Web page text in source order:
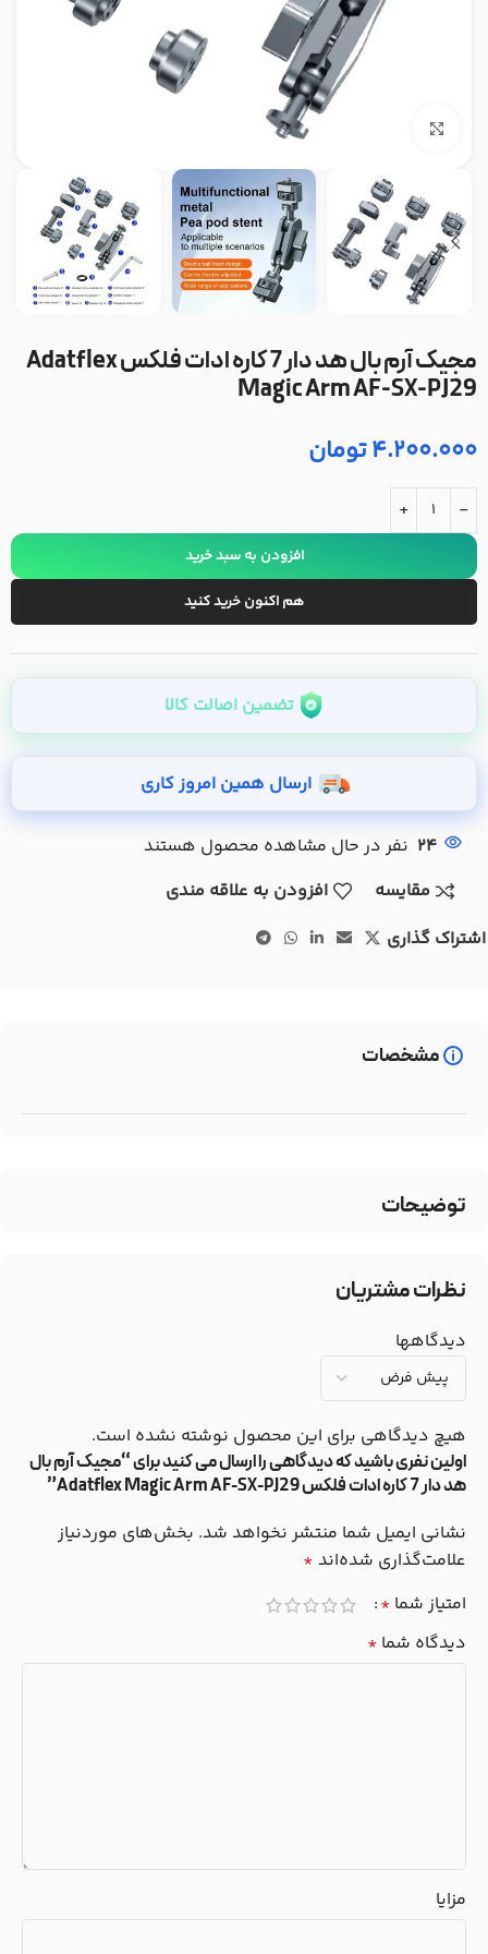
بزرگنمایی تصویر
مجیک آرم بال هد دار 7 کاره ادات فلکس Adatflex
Magic Arm AF-SX-PJ29
4.200.000تومان
-
+
افزودن به سبد خرید
هم اکنون خرید کنید
تضمین اصالت کالا
ارسال همین امروز کاری
24 نفر در حال مشاهده محصول هستند
مقایسه
افزودن به علاقه مندی
اشتراک گذاری
توضیحات
مشخصات
نظرات مشتریان
دیدگاهها
هیچ دیدگاهی برای این محصول نوشته نشده است.
اولین نفری باشید که دیدگاهی را ارسال می کنید برای “مجیک آرم بال
هد دار 7 کاره ادات فلکس Adatflex Magic Arm AF-SX-PJ29”
نشانی ایمیل شما منتشر نخواهد شد. بخش‌های موردنیاز
علامت‌گذاری شده‌اند *
امتیاز شما *
دیدگاه شما *
مزایا